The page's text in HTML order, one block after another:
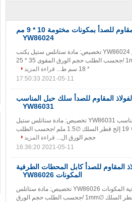
كابل حبل أسلاك الفولاذ المقاوم للصدأ بمكونات مختومة 10 * 9 مم
YW86024
كابل حبل أسلاك الفولاذ المقاوم للصدأ بمكونات مختومة 10 * 9 مم YW86024 تخصيص: مادة ستانلس ستيل يكتب
مكون موك 300 قطعة بناء 1 × 7 ؛ 7 × 7 ؛ 1 × 19 إلخ قطر السلك ∅1mm /جحسب الطلب حجم الورق المقوى 35 * 25
* 18 سم ط...
قراءة المزيد
2021-05-11 17:50:33
المقاوم للصدأ سلك حبل المناسب
YW86031
كبل حلقة مزدوجة براغي محطات الفولاذ المقاوم للصدأ سلك حبل المناسب YW86031 تخصيص: مادة ستانلس ستيل
يكتب جمكون موك 500 جهاز كمبيوتر شخصى بناء 1 × 7 ؛ 7 × 7 ؛ 1 × 19 إلخ قطر السلك ∅1.5 ملم /جحسب الطلب
حجم الورق ال... قراءة المزيد
2021-05-11 16:36:20
المقاوم للصدأ كابل المحطات الطرفية
المكونات YW86026
غير القابل للصدأ أسلاك الفولاذ المقاوم للصدأ كابل المحطات الطرفية المكونات YW86026 تخصيص: مادة ستانلس
ستيل يكتب مكون موك 600 قطعة بناء 1 × 7 ؛ 7 × 7 ؛ 1 × 19 إلخ قطر السلك ∅1mm /جحسب الطلب حجم الورق